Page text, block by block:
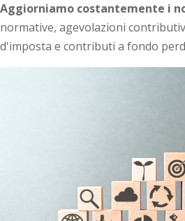
Aggiorniamo costantemente i
normative, agevolazioni
d'imposta e contributi a fondo